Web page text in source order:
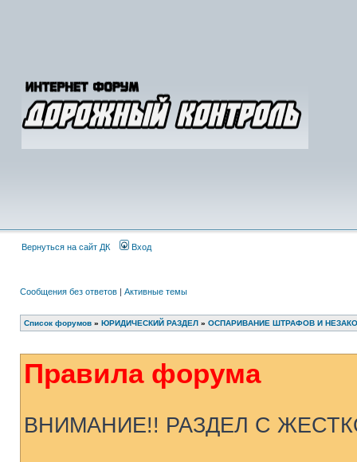
Вернуться на сайт ДК Вход
Сообщения без ответов | Активные темы
Список форумов » ЮРИДИЧЕСКИЙ РАЗДЕЛ » ОСПАРИВАНИЕ ШТРАФОВ И
Правила форума
ВНИМАНИЕ!! РАЗДЕЛ С